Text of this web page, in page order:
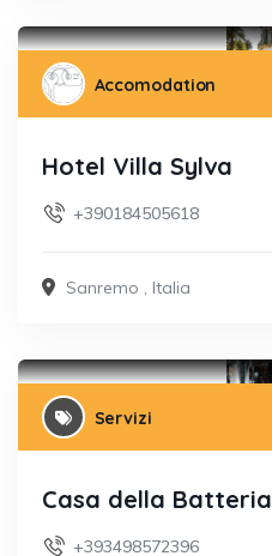
Accomodation
Hotel Villa Sylva
+390184505618
Sanremo , Italia
Servizi
Casa della Batteria
+393498572396